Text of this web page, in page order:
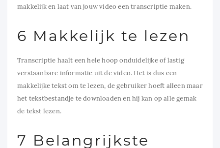
makkelijk en laat van jouw video een transcriptie maken.
6 Makkelijk te lezen
Transcriptie haalt een hele hoop onduidelijke of lastig
verstaanbare informatie uit de video. Het is dus een
makkelijke tekst om te lezen, de gebruiker hoeft alleen maar
het tekstbestandje te downloaden en hij kan op alle gemak
de tekst lezen.
7 Belangrijkste